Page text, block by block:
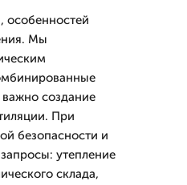
особенностей
Мы
создание
При
безопасности и
утепление
склада,